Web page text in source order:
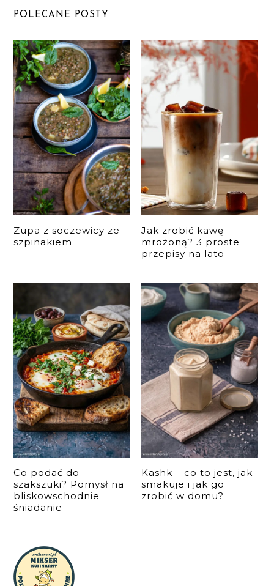
POLECANE POSTY
Zupa z soczewicy ze
szpinakiem
Jak zrobić kawę
mrożoną? 3 proste
przepisy na lato
Co podać do
szakszuki? Pomysł na
bliskowschodnie
śniadanie
Kashk – co to jest, jak
smakuje i jak go
zrobić w domu?